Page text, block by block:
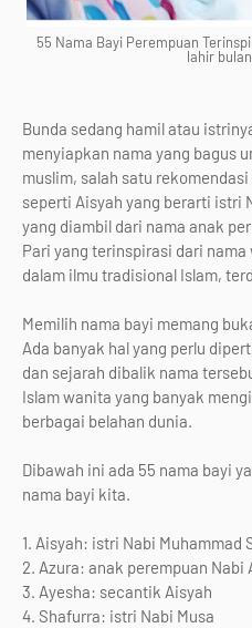
55 Nama Bayi Perempuan
lahir
Bunda sedang hamil atau
menyiapkan nama yang bagus
muslim, salah satu
seperti Aisyah yang berarti istri
yang diambil dari nama anak
Pari yang terinspirasi dari
dalam ilmu tradisional Islam,
Memilih nama bayi memang
Ada banyak hal yang perlu
dan sejarah dibalik nama
Islam wanita yang banyak
berbagai belahan dunia.
Dibawah ini ada 55 nama bayi
nama bayi kita.
1. Aisyah: istri Nabi Muhammad
2. Azura: anak perempuan Nabi
3. Ayesha: secantik Aisyah
4. Shafurra: istri Nabi Musa